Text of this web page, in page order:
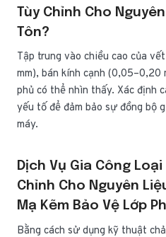
Tùy Chỉnh Cho
Tôn?
Tập trung vào chiều cao của
mm), bán kính cạnh
phủ có thể nhìn thấy. Xác định
yếu tố để đảm bảo sự đồng bộ
máy.
Dịch Vụ Gia Công
Chỉnh Cho Nguyên
Mạ Kẽm Bảo Vệ Lớp
Bằng cách sử dụng kỹ thuật